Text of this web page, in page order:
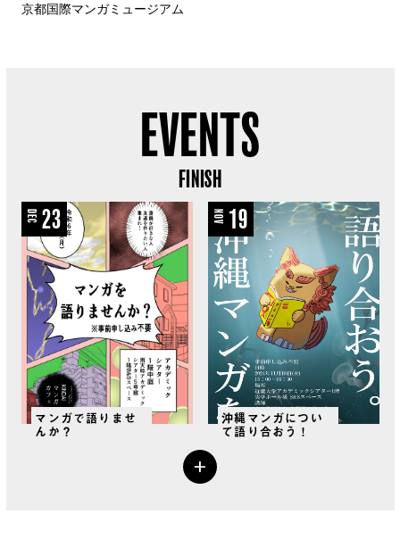
京都国際マンガミュージアム
EVENTS
FINISH
DEC 23
マンガで語りませ
んか？
NOV 19
沖縄マンガについ
て語り合おう！